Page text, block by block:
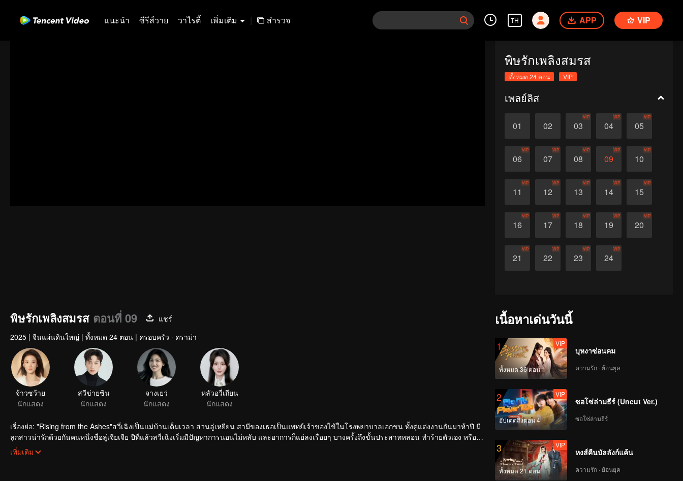
แนะนำ ซีรีส์วาย วาไรตี้ เพิ่มเติม | สำรวจ TH APP VIP
พิษรักเพลิงสมรส
ทั้งหมด 24 ตอน VIP
เพลย์ลิส
01 02 03
VIP
04
VIP
05
VIP
06
VIP
07
VIP
08
VIP
09
VIP
10
VIP
11
VIP
12
VIP
13
VIP
14
VIP
15
VIP
16
VIP
17
VIP
18
VIP
19
VIP
20
VIP
21
VIP
22
VIP
23
VIP
24
VIP
พิษรักเพลิงสมรส ตอนที่ 09
แชร์
2025 | จีนแผ่นดินใหญ่ | ทั้งหมด 24 ตอน | ครอบครัว · ดราม่า
จ้าวซว้าย
นักแสดง
สวีข่ายซิน
นักแสดง
จางเยว่
นักแสดง
หลัวอวี่เถียน
นักแสดง
เรื่องย่อ: "Rising from the Ashes"สวี่เฉิงเป็นแม่บ้านเต็มเวลา ส่วนลู่เหยียน สามีของเธอเป็นแพทย์เจ้าของไข้ในโรงพยาบาลเอกชน ทั้งคู่แต่งงานกันมาห้าปี มี
ลูกสาวน่ารักด้วยกันคนหนึ่งชื่อลู่เจียเจีย ปีที่แล้วสวี่เฉิงเริ่มมีปัญหาการนอนไม่หลับ และอาการก็แย่ลงเรื่อยๆ บางครั้งถึงขั้นประสาทหลอน ทำร้ายตัวเอง หรือ
ทำร้ายคนอื่น แต่แล้วอุบัติเหตุรถยนต์ครั้งหนึ่งก็เปลี่ยนแปลงชีวิตแต่งงานที่ดูเหมือนจะสมบูรณ์แบบนี้ไปตลอดกาล ลู่เหยียนรอดชีวิตจากรถตกน้ำเพราะมีคน
เพิ่มเติม
เนื้อหาเด่นวันนี้
1
ทั้งหมด 36 ตอน
VIP
บุหงาซ่อนคม
ความรัก · ย้อนยุค
2
อัปเดตถึงตอน 4
VIP
ซอโซ่ล่ามธีร์ (Uncut Ver.)
ซอโซ่ล่ามธีร์
3
ทั้งหมด 21 ตอน
VIP
หงส์คืนบัลลังก์แค้น
ความรัก · ย้อนยุค